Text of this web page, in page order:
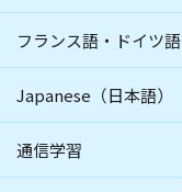
フランス語・ドイツ語
Japanese（日本語）
通信学習